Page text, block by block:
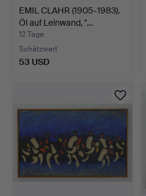
EMIL CLAHR (1905-1983).
Öl auf Leinwand, "…
12 Tage
Schätzwert
53 USD